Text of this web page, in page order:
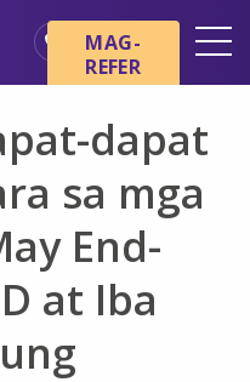
MAG-
REFER
dapat
sa mga
End-
at Iba